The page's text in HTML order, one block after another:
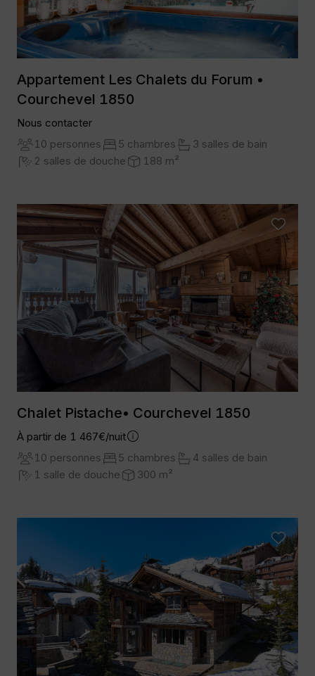
Appartement Les Chalets du Forum •
Courchevel 1850
Nous contacter
10 personnes
5 chambres
3 salles de bain
2 salles de douche
188 m²
Chalet Pistache• Courchevel 1850
À partir de 1 467€/nuit
10 personnes
5 chambres
4 salles de bain
1 salle de douche
300 m²